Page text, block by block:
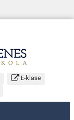
E-klase